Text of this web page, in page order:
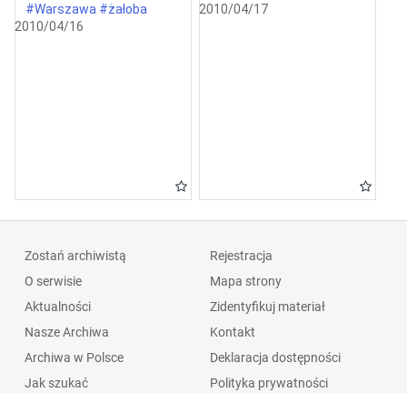
katastrofie
lotniczej w
#Warszawa #żałoba
2010/04/16
katastrofie
2010/04/17
Zostań archiwistą
O serwisie
Aktualności
Nasze Archiwa
Archiwa w Polsce
Jak szukać
Rejestracja
Mapa strony
Zidentyfikuj materiał
Kontakt
Deklaracja dostępności
Polityka prywatności